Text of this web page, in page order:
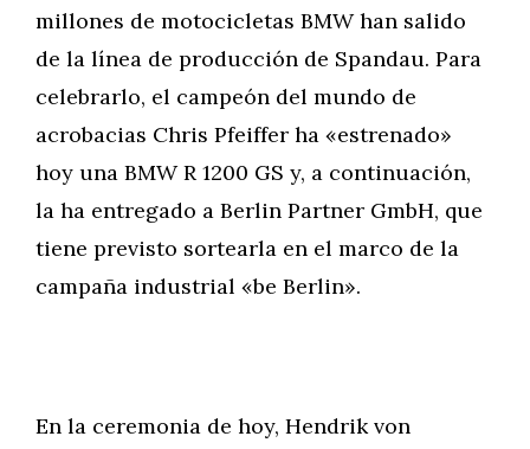
millones de motocicletas BMW han salido
de la línea de producción de Spandau. Para
celebrarlo, el campeón del mundo de
acrobacias Chris Pfeiffer ha «estrenado»
hoy una BMW R 1200 GS y, a continuación,
la ha entregado a Berlin Partner GmbH, que
tiene previsto sortearla en el marco de la
campaña industrial «be Berlin».
En la ceremonia de hoy, Hendrik von